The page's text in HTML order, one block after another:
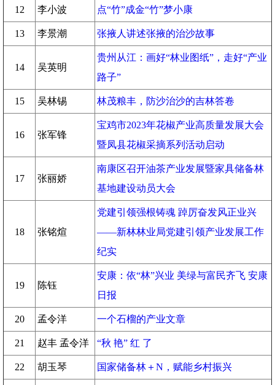
12 李小波 点“竹”成金“竹”梦小康
13 李景潮 张掖人讲述张掖的治沙故事
14 吴英明
贵州从江：画好“林业图纸”，走好“产业
路子”
15 吴林锡 林茂粮丰，防沙治沙的吉林答卷
16 张军锋
宝鸡市2023年花椒产业高质量发展大会
暨凤县花椒采摘系列活动启动
17 张丽娇
南康区召开油茶产业发展暨家具储备林
基地建设动员大会
18 张铭煊
党建引领强根铸魂 踔厉奋发风正业兴
——新林林业局党建引领产业发展工作
纪实
19 陈钰
安康：依“林”兴业 美绿与富民齐飞 安康
日报
20 孟令洋 一个石榴的产业文章
21 赵丰 孟令洋 “秋 艳” 红 了
22 胡玉琴 国家储备林＋N，赋能乡村振兴